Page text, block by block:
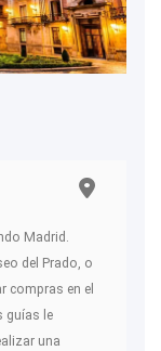
Madrid.
del Prado, o
compras en el
guías le
una